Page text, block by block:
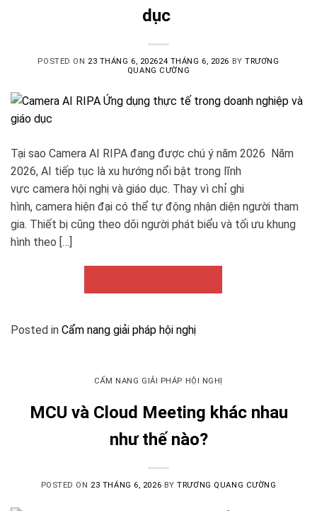
dục
POSTED ON 23 THÁNG 6, 202624 THÁNG 6, 2026 BYTRƯƠNG
QUANG CƯỜNG
Tại sao Camera AI RIPA đang được chú ý năm 2026 Năm
2026, AI tiếp tục là xu hướng nổi bật trong lĩnh
vực camera hội nghị và giáo dục. Thay vì chỉ ghi
hình, camera hiện đại có thể tự động nhận diện người tham
gia. Thiết bị cũng theo dõi người phát biểu và tối ưu khung
hình theo […]
Posted in Cẩm nang giải pháp hội nghị
CẨM NANG GIẢI PHÁP HỘI NGHỊ
MCU và Cloud Meeting khác nhau
như thế nào?
POSTED ON 23 THÁNG 6, 2026 BYTRƯƠNG QUANG CƯỜNG